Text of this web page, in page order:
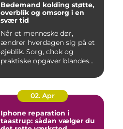
Bedemand kolding støtte,
overblik og omsorg i en
svær tid
Når et menneske dør,
ændrer hverdagen sig på et
øjeblik. Sorg, chok og
praktiske opgaver blandes
02. Apr
Iphone reparation i
taastrup: sådan vælger du